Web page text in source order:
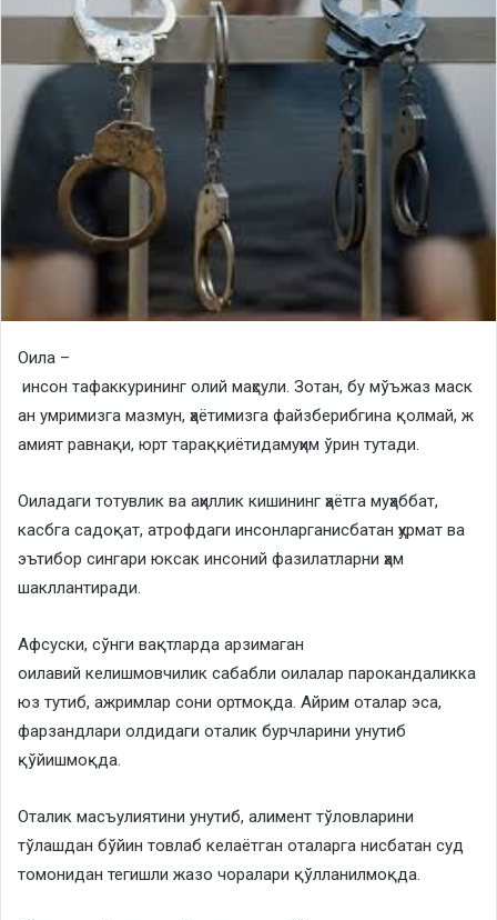
Оила –
инсон тафаккурининг олий маҳсули. Зотан, бу мўъжаз маск
ан умримизга мазмун, ҳаётимизга файзберибгина қолмай, ж
амият равнақи, юрт тараққиётидамуҳим ўрин тутади.
Оиладаги тотувлик ва аҳиллик кишининг ҳаётга муҳаббат,
касбга садоқат, атрофдаги инсонларганисбатан ҳурмат ва
эътибор сингари юксак инсоний фазилатларни ҳам
шакллантиради.
Афсуски, сўнги вақтларда арзимаган
оилавий келишмовчилик сабабли оилалар парокандаликка
юз тутиб, ажримлар сони ортмоқда. Айрим оталар эса,
фарзандлари олдидаги оталик бурчларини унутиб
қўйишмоқда.
Оталик масъулиятини унутиб, алимент тўловларини
тўлашдан бўйин товлаб келаётган оталарга нисбатан суд
томонидан тегишли жазо чоралари қўлланилмоқда.